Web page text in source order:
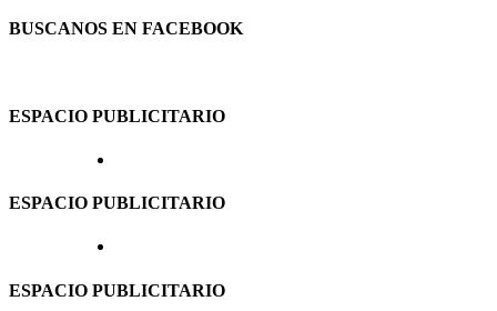
BUSCANOS EN FACEBOOK
ESPACIO PUBLICITARIO
ESPACIO PUBLICITARIO
ESPACIO PUBLICITARIO